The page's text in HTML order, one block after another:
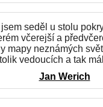
seděl u stolu
včerejší a
mapy neznámých
vedoucích a tak
Jan Werich